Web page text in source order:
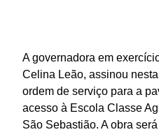
A governadora em
Celina Leão, assinou
ordem de serviço para a
acesso à Escola Classe
São Sebastião. A obra